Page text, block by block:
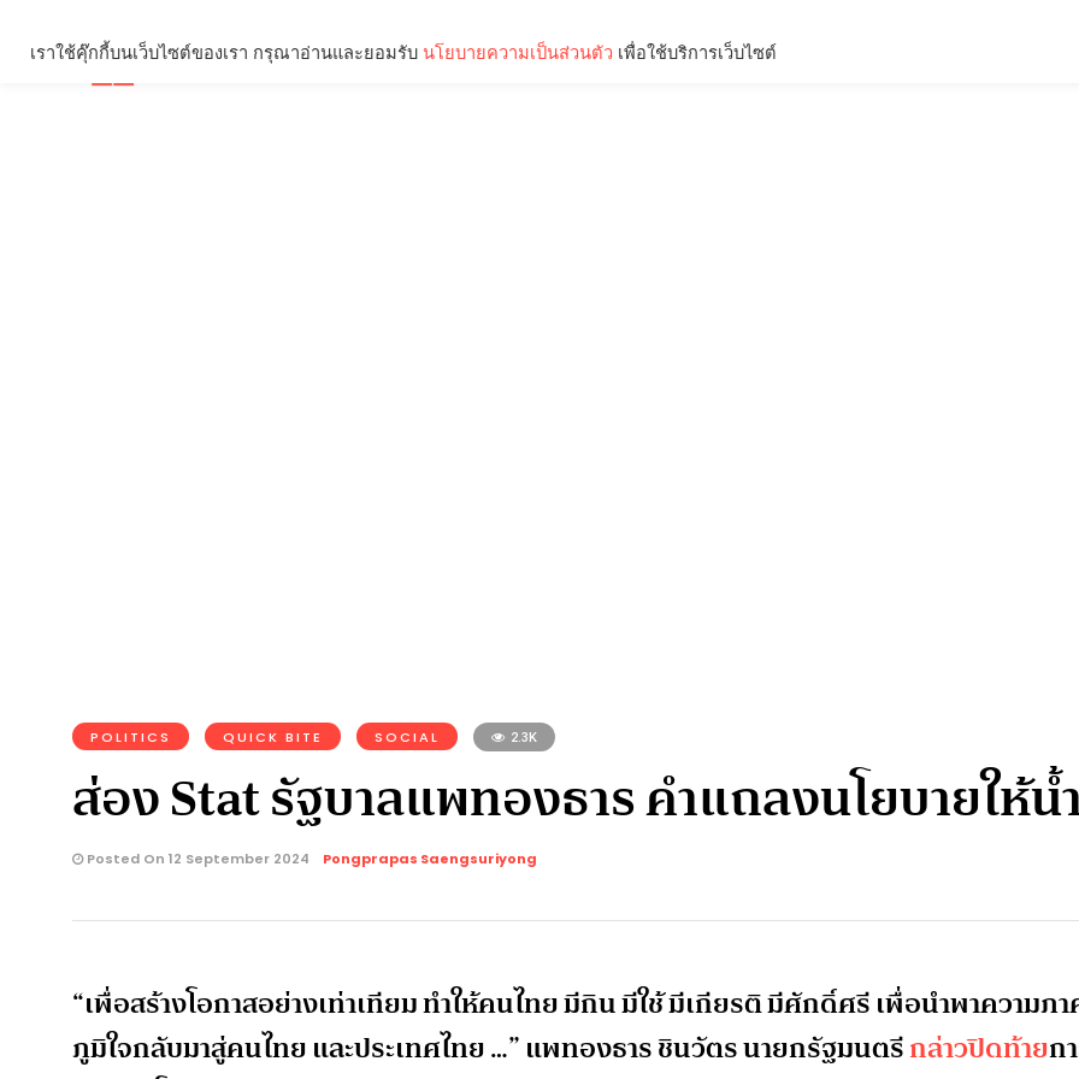
POLITICS QUICK BITE SOCIAL 2.3K
ส่อง Stat รัฐบาลแพทองธาร คำแถลงนโยบายให้
Posted On 12 September 2024 Pongprapas Saengsuriyong
“เพื่อสร้างโอกาสอย่างเท่าเทียม ทำให้คนไทย มีกิน มีใช้ มีเกียรติ มีศักดิ์ศรี เพื่อนำพาความภ
ภูมิใจกลับมาสู่คนไทย และประเทศไทย …” แพทองธาร ชินวัตร นายกรัฐมนตรีกล่าวปิดท้ายก
เราใช้คุ๊กกี้บนเว็บไซต์ของเรา กรุณาอ่านและยอมรับ นโยบายความเป็นส่วนตัว เพื่อใช้บริการเว็บไซต์